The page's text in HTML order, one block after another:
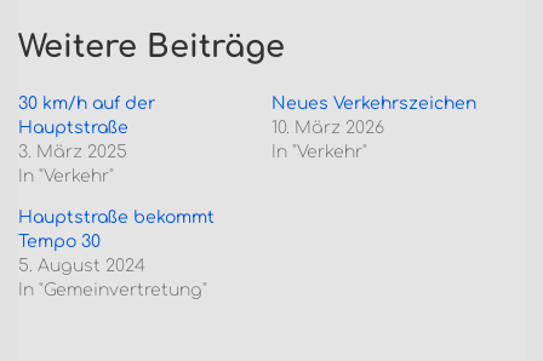
Weitere Beiträge
30 km/h auf der
Hauptstraße
3. März 2025
In "Verkehr"
Neues Verkehrszeichen
10. März 2026
In "Verkehr"
Hauptstraße bekommt
Tempo 30
5. August 2024
In "Gemeinvertretung"